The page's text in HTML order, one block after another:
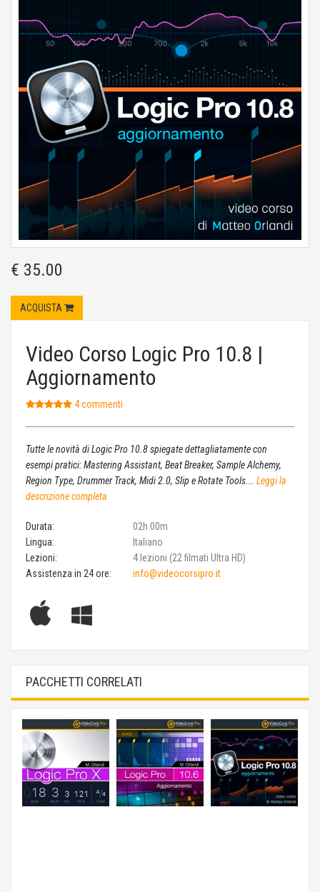
€ 35.00
ACQUISTA
Video Corso Logic Pro 10.8 |
Aggiornamento
4 commenti
Tutte le novità di Logic Pro 10.8 spiegate dettagliatamente con
esempi pratici: Mastering Assistant, Beat Breaker, Sample Alchemy,
Region Type, Drummer Track, Midi 2.0, Slip e Rotate Tools... Leggi la
descrizione completa
Durata:
02h 00m
Lingua:
Italiano
Lezioni:
4 lezioni (22 filmati Ultra HD)
Assistenza in 24 ore:
info@videocorsipro.it
PACCHETTI CORRELATI